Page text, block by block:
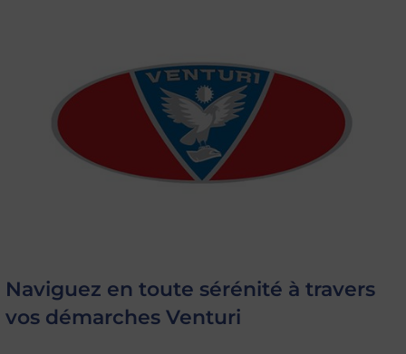
Naviguez en toute sérénité à travers
vos démarches Venturi